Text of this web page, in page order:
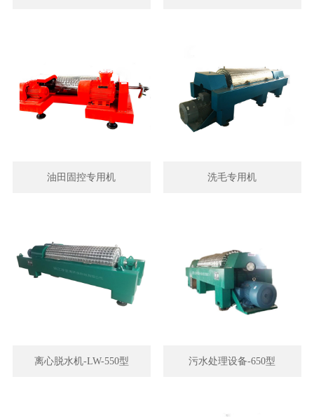
油田固控专用机 洗毛专用机
离心脱水机-LW-550型 污水处理设备-650型